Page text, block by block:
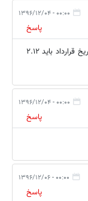
۰۰:۰۰ - ۱۳۹۶/۱۲/۰۴
پاسخ
می خوام بدونم خودروی من فاکتور شده یانه طبق تاریخ قرارداد باید ۲.۱۲
۰۰:۰۰ - ۱۳۹۶/۱۲/۰۴
پاسخ
۰۰:۰۰ - ۱۳۹۶/۱۲/۰۶
پاسخ